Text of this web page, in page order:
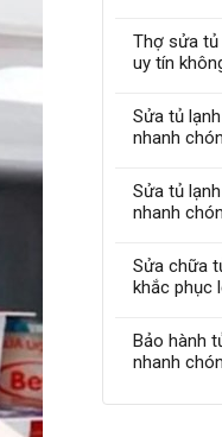
Thợ sửa tủ
uy tín
Sửa tủ
nhanh
Sửa tủ
nhanh
Sửa chữa
khắc phục
Bảo hành
nhanh